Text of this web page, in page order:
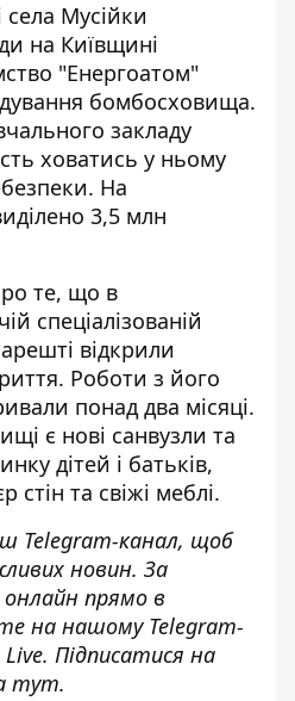
Мусійки
на Київщині
"Енергоатом"
бомбосховища.
закладу
ховатись у ньому
На
3,5 млн
те, що в
спеціалізованій
відкрили
. Роботи з його
понад два місяці.
є нові санвузли та
дітей і батьків,
стін та свіжі меблі.
Telegram-канал, щоб
новин. За
прямо в
на нашому Telegram-
. Підписатися на
тут.